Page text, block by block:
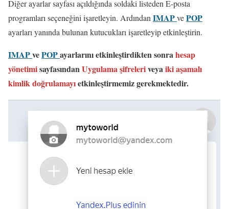
Diğer ayarlar sayfası açıldığında soldaki listeden E-posta
programları seçeneğini işaretleyin. Ardından IMAPvePOP
ayarları yanında bulunan kutucukları işaretleyip etkinleştirin.
IMAPvePOPayarlarını etkinleştirdikten sonrahesap
yönetimisayfasındanUygulama şifreleriveyaiki aşamalı
kimlik doğrulamayıetkinleştirmemiz gerekmektedir.